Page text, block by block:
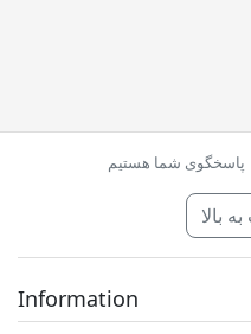
پاسخگوی شما هستیم
Information